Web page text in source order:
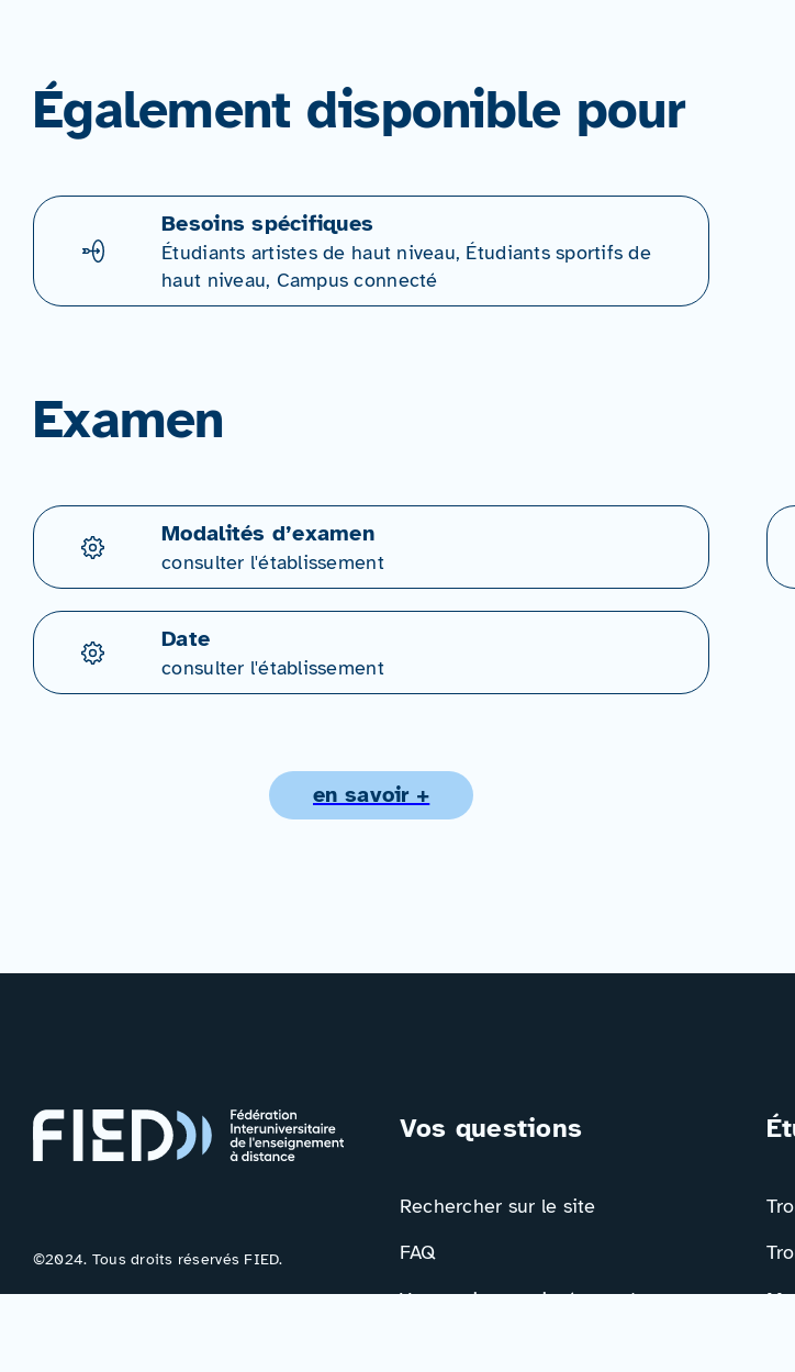
Également disponible pour
Besoins spécifiques
Étudiants artistes de haut niveau, Étudiants sportifs de
haut niveau, Campus connecté
Examen
Modalités d’examen
consulter l'établissement
Date
consulter l'établissement
en savoir +
©2024. Tous droits réservés FIED.
Vos questions
Rechercher sur le site
FAQ
Votre avis nous intéresse !